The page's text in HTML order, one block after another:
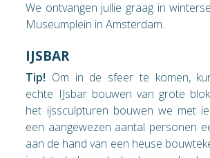
We ontvangen jullie graag in
Museumplein in Amsterdam.
IJSBAR
Tip! Om in de sfeer te komen,
echte IJsbar bouwen van grote
het ijssculpturen bouwen we met
een aangewezen aantal personen
aan de hand van een heuse